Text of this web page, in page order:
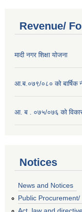
Revenue/
मादी नगर शिक्षा योजना
आ.ब.०७९/०८० को बार्षिक
आ. ब . ०७५/०७६ को विकास
Notices
News and Notices
Public